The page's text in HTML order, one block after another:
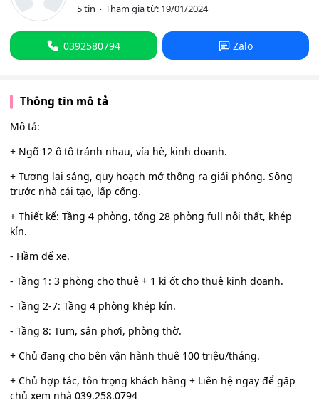
5 tin
Tham gia từ: 19/01/2024
0392580794 Zalo
Thông tin mô tả
Mô tả:
+ Ngõ 12 ô tô tránh nhau, vỉa hè, kinh doanh.
+ Tương lai sáng, quy hoạch mở thông ra giải phóng. Sông
trước nhà cải tạo, lấp cống.
+ Thiết kế: Tầng 4 phòng, tổng 28 phòng full nội thất, khép
kín.
- Hầm để xe.
- Tầng 1: 3 phòng cho thuê + 1 ki ốt cho thuê kinh doanh.
- Tầng 2-7: Tầng 4 phòng khép kín.
- Tầng 8: Tum, sân phơi, phòng thờ.
+ Chủ đang cho bên vận hành thuê 100 triệu/tháng.
+ Chủ hợp tác, tôn trọng khách hàng + Liên hệ ngay để gặp
chủ xem nhà 039.258.0794